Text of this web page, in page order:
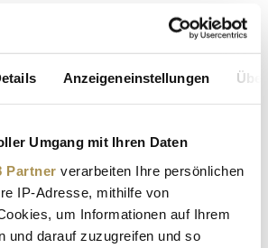
Anzeigeneinstellungen
Umgang mit Ihren Daten
Partner verarbeiten Ihre persönlichen
IP-Adresse, mithilfe von
um Informationen auf Ihrem
und darauf zuzugreifen und so